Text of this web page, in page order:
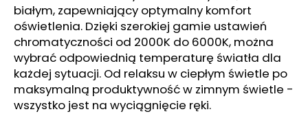
białym, zapewniający optymalny komfort
oświetlenia. Dzięki szerokiej gamie ustawień
chromatyczności od 2000K do 6000K, można
wybrać odpowiednią temperaturę światła dla
każdej sytuacji. Od relaksu w ciepłym świetle po
maksymalną produktywność w zimnym świetle -
wszystko jest na wyciągnięcie ręki.
e
c
a
m
y